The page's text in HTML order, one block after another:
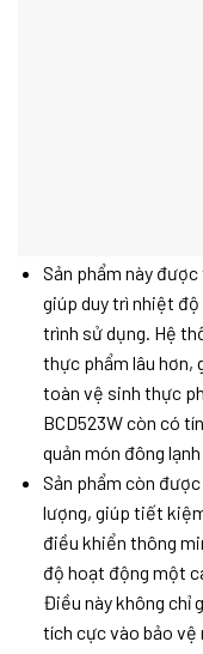
Sản phẩm này
giúp duy trì nhiệt
trình sử dụng. Hệ
thực phẩm lâu hơn,
toàn vệ sinh thực
BCD523W còn có
quản món đông
Sản phẩm còn
lượng, giúp tiết
điều khiển thông
độ hoạt động một
Điều này không chỉ
tích cực vào bảo